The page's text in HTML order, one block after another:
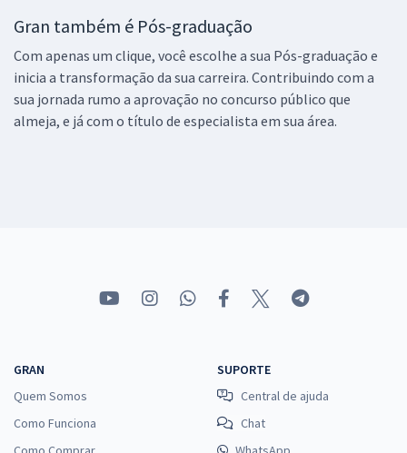
Gran também é Pós-graduação
Com apenas um clique, você escolhe a sua Pós-graduação e
inicia a transformação da sua carreira. Contribuindo com a
sua jornada rumo a aprovação no concurso público que
almeja, e já com o título de especialista em sua área.
GRAN
Quem Somos
Como Funciona
SUPORTE
Central de ajuda
Chat